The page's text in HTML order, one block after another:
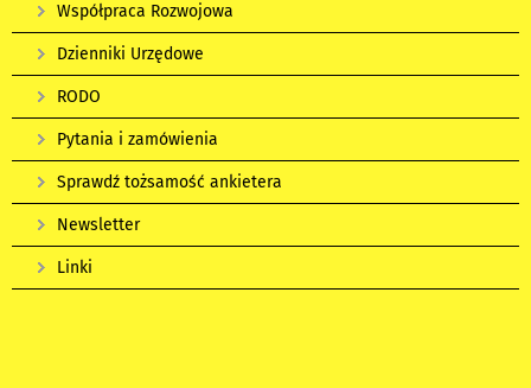
Współpraca Rozwojowa
Dzienniki Urzędowe
RODO
Pytania i zamówienia
Sprawdź tożsamość ankietera
Newsletter
Linki